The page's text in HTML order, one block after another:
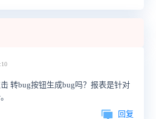
转bug按钮生成bug吗？报表是针对
回复